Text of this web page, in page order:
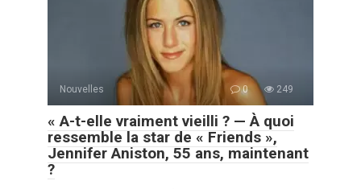
Nouvelles 0 249
« A-t-elle vraiment vieilli ? — À quoi
ressemble la star de « Friends »,
Jennifer Aniston, 55 ans, maintenant
?